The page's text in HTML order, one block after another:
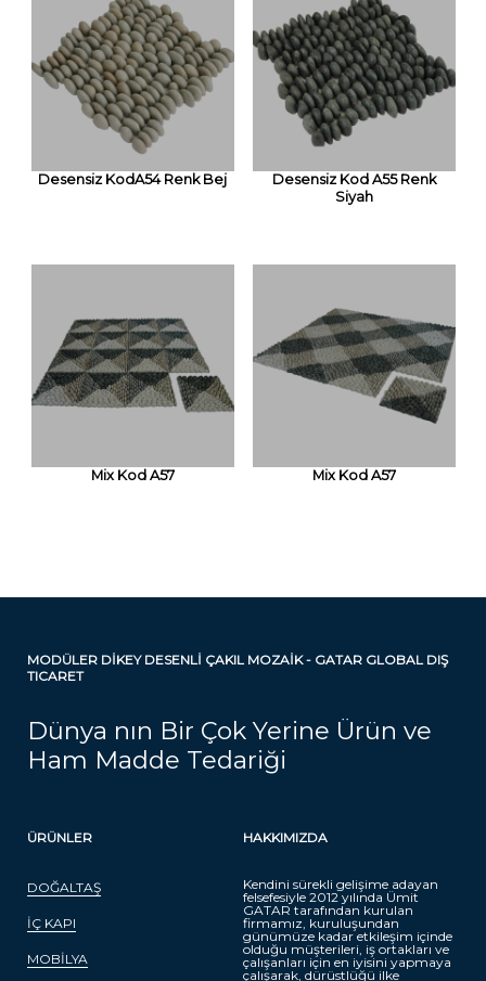
Desensiz KodA54 Renk Bej
Desensiz Kod A55 Renk
Siyah
Mix Kod A57 Mix Kod A57
MODÜLER DİKEY DESENLİ ÇAKIL MOZAİK - GATAR GLOBAL DIŞ
TICARET
Dünya nın Bir Çok Yerine Ürün ve
Ham Madde Tedariği
ÜRÜNLER
DOĞALTAŞ
İÇ KAPI
MOBİLYA
HAKKIMIZDA
Kendini sürekli gelişime adayan
felsefesiyle 2012 yılında Ümit
GATAR tarafından kurulan
firmamız, kuruluşundan
günümüze kadar etkileşim içinde
olduğu müşterileri, iş ortakları ve
çalışanları için en iyisini yapmaya
çalışarak, dürüstlüğü ilke